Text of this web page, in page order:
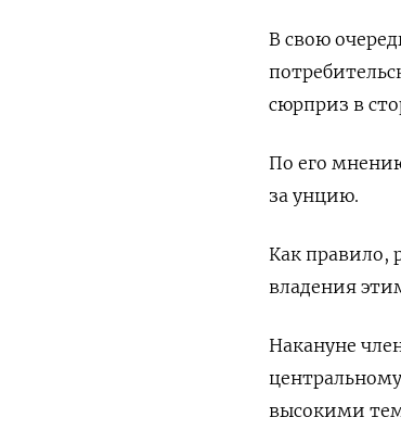
В свою
сюрприз в
По его
за унцию.
Как правило,
владения
Накануне
высокими